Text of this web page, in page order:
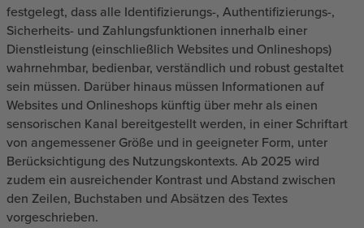
festgelegt, dass alle Identifizierungs-, Authentifizierungs-,
Sicherheits- und Zahlungsfunktionen innerhalb einer
Dienstleistung (einschließlich Websites und Onlineshops)
wahrnehmbar, bedienbar, verständlich und robust gestaltet
sein müssen. Darüber hinaus müssen Informationen auf
Websites und Onlineshops künftig über mehr als einen
sensorischen Kanal bereitgestellt werden, in einer Schriftart
von angemessener Größe und in geeigneter Form, unter
Berücksichtigung des Nutzungskontexts. Ab 2025 wird
zudem ein ausreichender Kontrast und Abstand zwischen
den Zeilen, Buchstaben und Absätzen des Textes
vorgeschrieben.